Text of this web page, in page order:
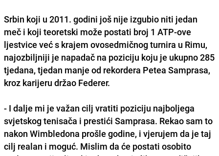
Srbin koji u 2011. godini još nije izgubio niti jedan
meč i koji teoretski može postati broj 1 ATP-ove
ljestvice već s krajem ovosedmičnog turnira u Rimu,
najozbiljniji je napadač na poziciju koju je ukupno 285
tjedana, tjedan manje od rekordera Petea Samprasa,
kroz karijeru držao Federer.
- I dalje mi je važan cilj vratiti poziciju najboljega
svjetskog tenisača i prestići Samprasa. Rekao sam to
nakon Wimbledona prošle godine, i vjerujem da je taj
cilj realan i moguć. Mislim da će postati osobito